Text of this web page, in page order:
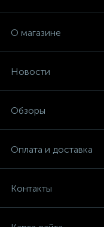
О магазине
Новости
Обзоры
Оплата и доставка
Контакты